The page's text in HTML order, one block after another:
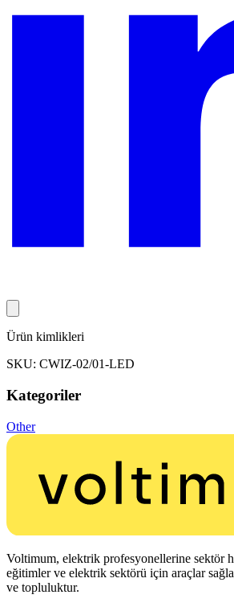
Ürün kimlikleri
SKU: CWIZ-02/01-LED
Kategoriler
Other
Voltimum, elektrik profesyonellerine sektör
eğitimler ve elektrik sektörü için araçlar
ve topluluktur.